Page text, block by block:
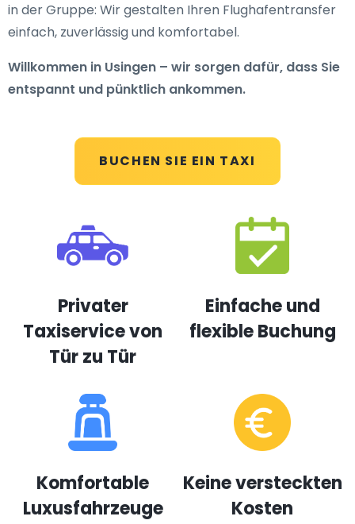
BUCHEN SIE EIN TAXI
in der Gruppe: Wir gestalten Ihren Flughafentransfer
einfach, zuverlässig und komfortabel.
Willkommen in Usingen – wir sorgen dafür, dass Sie
entspannt und pünktlich ankommen.
Privater
Taxiservice von
Tür zu Tür
Einfache und
flexible Buchung
Komfortable
Luxusfahrzeuge
Keine versteckten
Kosten